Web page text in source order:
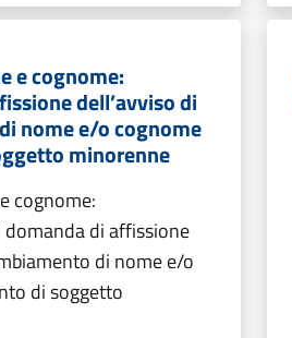
e cognome:
dell’avviso di
nome e/o cognome
minorenne
cognome:
di affissione
di nome e/o
di soggetto